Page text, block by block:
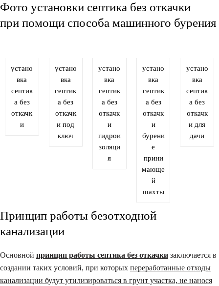
Фото установки септика без откачки
при помощи способа машинного бурения
устано
вка
септик
а без
откачк
и
устано
вка
септик
а без
откачк
и под
ключ
устано
вка
септик
а без
откачк
и
гидрои
золяци
я
устано
вка
септик
а без
откачк
и
бурени
е
прини
мающе
й
шахты
устано
вка
септик
а без
откачк
и для
дачи
Принцип работы безотходной
канализации
Основной принцип работы септика без откачки заключается в
создании таких условий, при которых переработанные отходы
канализации будут утилизироваться в грунт участка, не нанося